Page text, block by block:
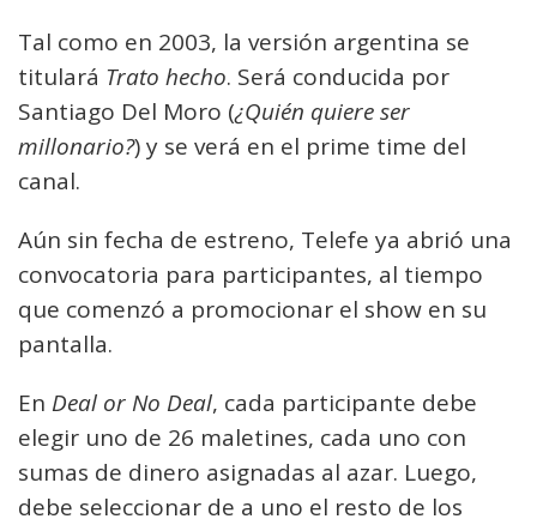
Tal como en 2003, la versión argentina se
titulará Trato hecho. Será conducida por
Santiago Del Moro (¿Quién quiere ser
millonario?) y se verá en el prime time del
canal.
Aún sin fecha de estreno, Telefe ya abrió una
convocatoria para participantes, al tiempo
que comenzó a promocionar el show en su
pantalla.
En Deal or No Deal, cada participante debe
elegir uno de 26 maletines, cada uno con
sumas de dinero asignadas al azar. Luego,
debe seleccionar de a uno el resto de los